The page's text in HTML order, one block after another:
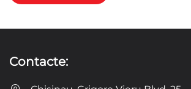
Contacte: